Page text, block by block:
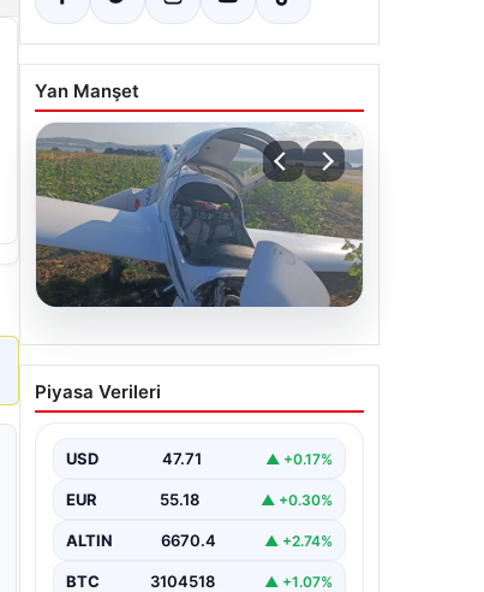
Yan Manşet
06.08.2026
Uçak sert iniş yaptı: Pilot
yaralandı
Piyasa Verileri
USD 47.71 ▲ +0.17%
EUR 55.18 ▲ +0.30%
ALTIN 6670.4 ▲ +2.74%
BTC 3104518 ▲ +1.07%